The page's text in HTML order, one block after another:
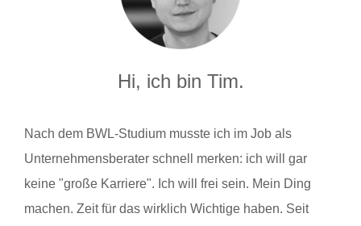
Hi, ich bin Tim.
Nach dem BWL-Studium musste ich im Job als
Unternehmensberater schnell merken: ich will gar
keine "große Karriere". Ich will frei sein. Mein Ding
machen. Zeit für das wirklich Wichtige haben. Seit